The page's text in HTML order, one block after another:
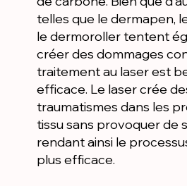
telles que le dermapen,
le dermoroller tentent
créer des dommages
traitement au laser est
efficace. Le laser crée
traumatismes dans les
tissu sans provoquer de
rendant ainsi le
plus efficace.